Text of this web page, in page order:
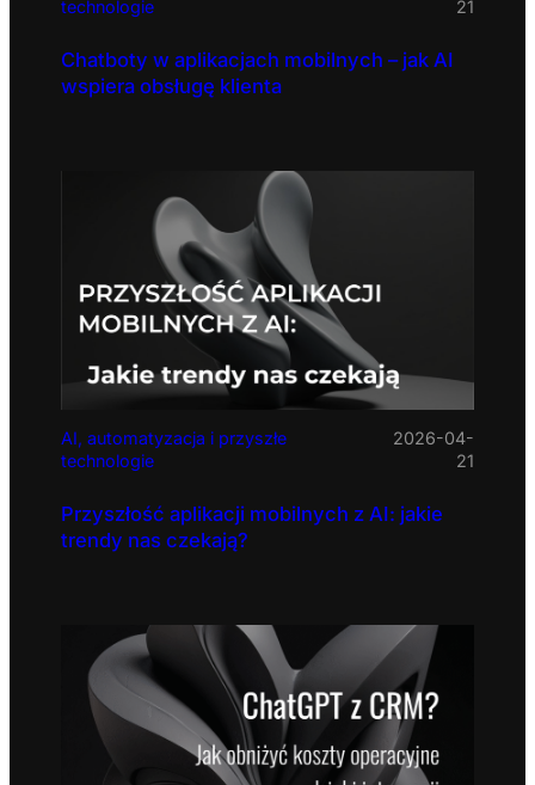
technologie
21
Chatboty w aplikacjach mobilnych – jak AI
wspiera obsługę klienta
AI, automatyzacja i przyszłe
technologie
2026-04-
21
Przyszłość aplikacji mobilnych z AI: jakie
trendy nas czekają?